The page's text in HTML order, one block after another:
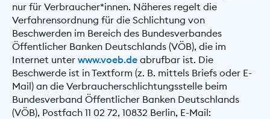
nur für Verbraucher*innen. Näheres regelt die
Verfahrensordnung für die Schlichtung von
Beschwerden im Bereich des Bundesverbandes
Öffentlicher Banken Deutschlands (VÖB), die im
Internet unter www.voeb.de abrufbar ist. Die
Beschwerde ist in Textform (z. B. mittels Briefs oder E-
Mail) an die Verbraucherschlichtungsstelle beim
Bundesverband Öffentlicher Banken Deutschlands
(VÖB), Postfach 11 02 72, 10832 Berlin, E-Mail: